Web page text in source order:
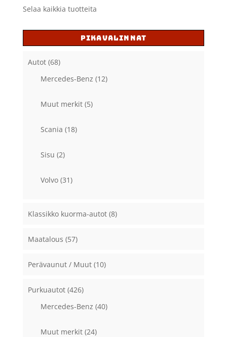
Selaa kaikkia tuotteita
PIKAVALINNAT
Autot (68)
Mercedes-Benz (12)
Muut merkit (5)
Scania (18)
Sisu (2)
Volvo (31)
Klassikko kuorma-autot (8)
Maatalous (57)
Perävaunut / Muut (10)
Purkuautot (426)
Mercedes-Benz (40)
Muut merkit (24)